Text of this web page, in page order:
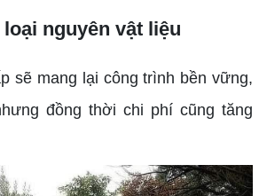
nguyên vật liệu
mang lại công trình bền vững,
đồng thời chi phí cũng tăng